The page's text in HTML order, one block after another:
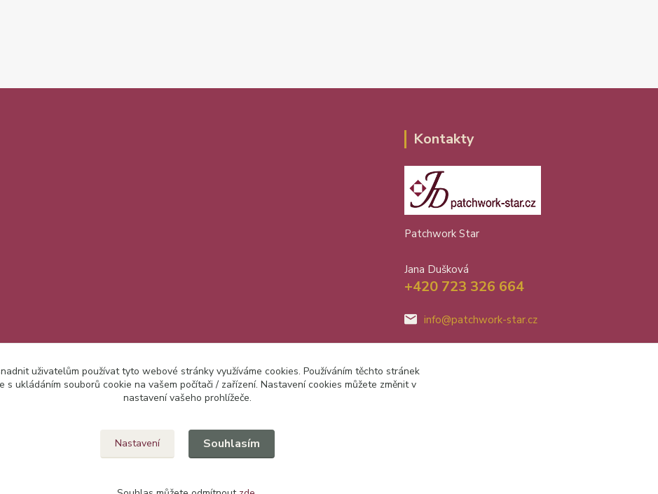
Kontakty
Patchwork Star
Jana Dušková
+420 723 326 664
info@patchwork-star.cz
Upravit sběr cookies.
uživatelům používat tyto webové stránky využíváme cookies. Používáním těchto stránek
s ukládáním souborů cookie na vašem počítači / zařízení. Nastavení cookies můžete změnit v
nastavení vašeho prohlížeče.
Nastavení Souhlasím